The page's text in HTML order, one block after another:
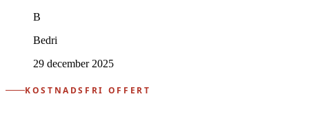
B
Bedri
29 december 2025
KOSTNADSFRI OFFERT